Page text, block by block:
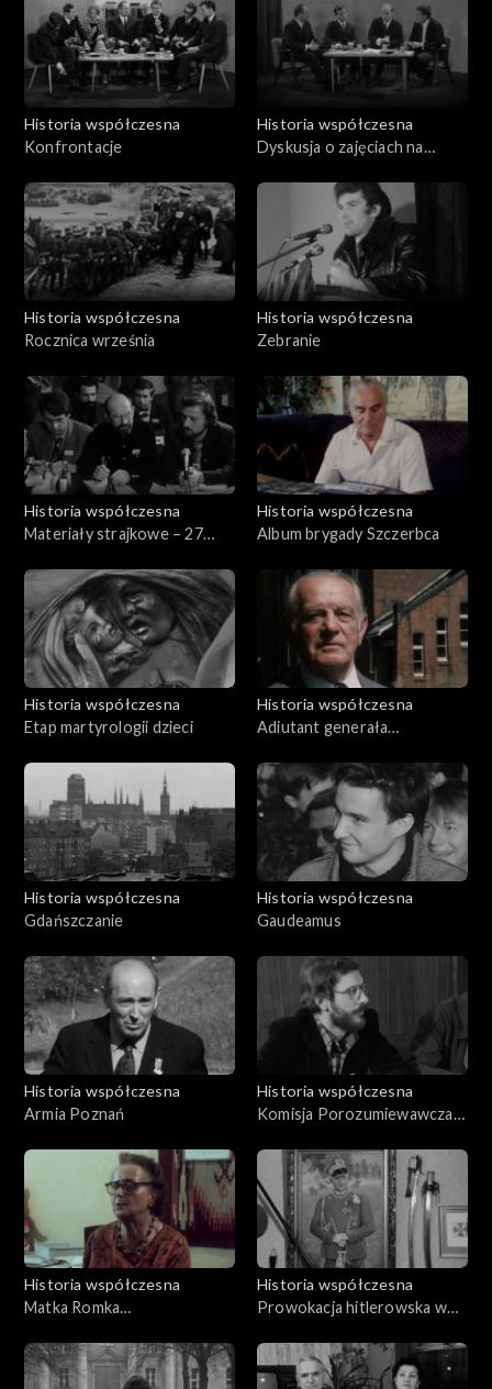
Historia współczesna
Konfrontacje
Historia współczesna
Dyskusja o zajęciach na
Historia współczesna
Rocznica września
Historia współczesna
Zebranie
Historia współczesna
Materiały strajkowe – 27
Historia współczesna
Album brygady Szczerbca
Historia współczesna
Etap martyrologii dzieci
Historia współczesna
Adiutant generała
Historia współczesna
Gdańszczanie
Historia współczesna
Gaudeamus
Historia współczesna
Armia Poznań
Historia współczesna
Komisja Porozumiewawcza
Historia współczesna
Matka Romka
Historia współczesna
Prowokacja hitlerowska w